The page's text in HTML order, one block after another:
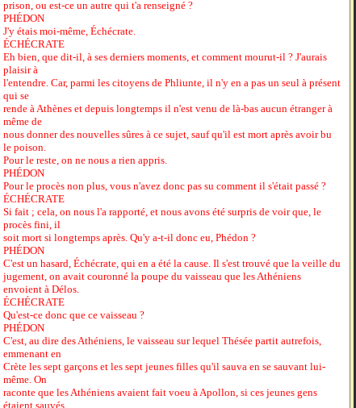
prison, ou est-ce un autre qui t'a renseigné ?
PHÉDON
J'y étais moi-même, Échécrate.
ÉCHÉCRATE
Eh bien, que dit-il, à ses derniers moments, et comment mourut-il ? J'aurais
plaisir à
l'entendre. Car, parmi les citoyens de Phliunte, il n'y en a pas un seul à présent
qui se
rende à Athènes et depuis longtemps il n'est venu de là-bas aucun étranger à
même de
nous donner des nouvelles sûres à ce sujet, sauf qu'il est mort après avoir bu
le poison.
Pour le reste, on ne nous a rien appris.
PHÉDON
Pour le procès non plus, vous n'avez donc pas su comment il s'était passé ?
ÉCHÉCRATE
Si fait ; cela, on nous l'a rapporté, et nous avons été surpris de voir que, le
procès fini, il
soit mort si longtemps après. Qu'y a-t-il donc eu, Phédon ?
PHÉDON
C'est un hasard, Échécrate, qui en a été la cause. Il s'est trouvé que la veille du
jugement, on avait couronné la poupe du vaisseau que les Athéniens
envoient à Délos.
ÉCHÉCRATE
Qu'est-ce donc que ce vaisseau ?
PHÉDON
C'est, au dire des Athéniens, le vaisseau sur lequel Thésée partit autrefois,
emmenant en
Crète les sept garçons et les sept jeunes filles qu'il sauva en se sauvant lui-
même. On
raconte que les Athéniens avaient fait voeu à Apollon, si ces jeunes gens
étaient sauvés,